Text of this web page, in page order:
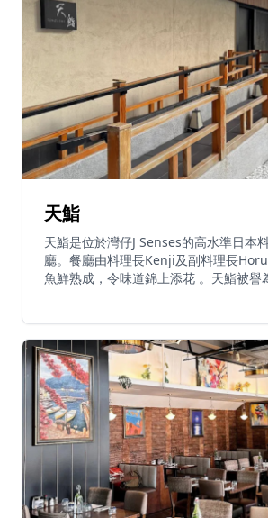
訂 。
天鮨
天鮨是位於灣仔J Senses的高水準日本
廳。餐廳由料理長Kenji及副料理長
魚鮮熟成，令味道錦上添花 。天鮨被譽
料理及正宗日本料理技術見稱，是香港
的必訪餐廳。